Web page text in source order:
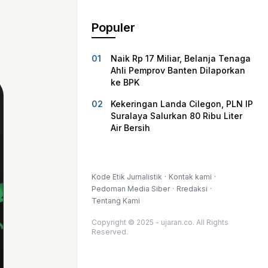
Populer
Naik Rp 17 Miliar, Belanja Tenaga
Ahli Pemprov Banten Dilaporkan
ke BPK
Kekeringan Landa Cilegon, PLN IP
Suralaya Salurkan 80 Ribu Liter
Air Bersih
Kode Etik Jurnalistik
Kontak kami
Pedoman Media Siber
Rredaksi
Tentang Kami
Copyright © 2025 - ujaran.co. All Rights
Reserved.